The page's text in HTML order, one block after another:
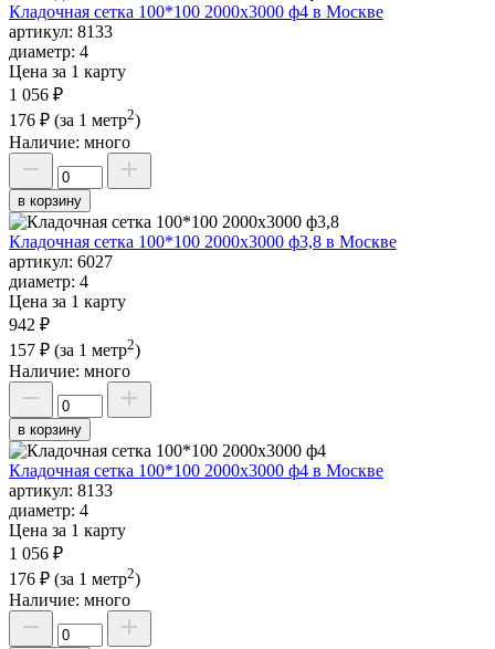
Кладочная сетка 100*100 2000х3000 ф4 в Москве
артикул: 8133
диаметр: 4
Цена за 1 карту
1 056 ₽
176 ₽ (за 1 метр2)
Наличие: много
в корзину
Кладочная сетка 100*100 2000х3000 ф3,8 в Москве
артикул: 6027
диаметр: 4
Цена за 1 карту
942 ₽
157 ₽ (за 1 метр2)
Наличие: много
в корзину
Кладочная сетка 100*100 2000х3000 ф4 в Москве
артикул: 8133
диаметр: 4
Цена за 1 карту
1 056 ₽
176 ₽ (за 1 метр2)
Наличие: много